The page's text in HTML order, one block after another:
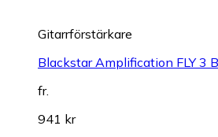
Gitarrförstärkare
Blackstar Amplification FLY 3
fr.
941 kr